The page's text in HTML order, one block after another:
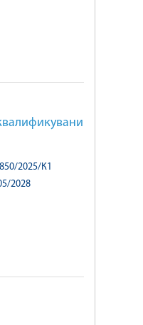
2025/К1
2028